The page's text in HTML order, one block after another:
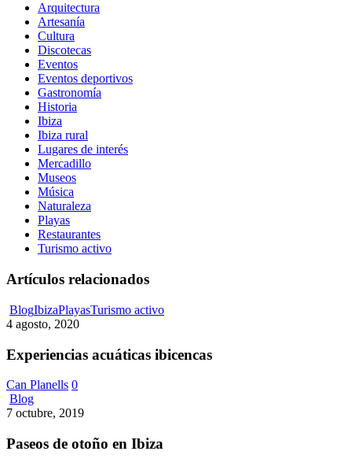
Arquitectura
Artesanía
Cultura
Discotecas
Eventos
Eventos deportivos
Gastronomía
Historia
Ibiza
Ibiza rural
Lugares de interés
Mercadillo
Museos
Música
Naturaleza
Playas
Restaurantes
Turismo activo
Artículos relacionados
BlogIbizaPlayasTurismo activoExperiencias
4 agosto, 2020
Experiencias acuáticas ibicencas
Can Planells 0
BlogPaseos
de
en
7 octubre, 2019
Paseos de otoño en Ibiza